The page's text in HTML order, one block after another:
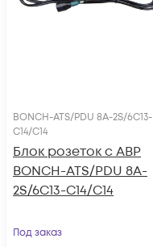
BONCH-ATS/PDU 8A-2S/6C13-
C14/C14
Блок розеток с АВР
BONCH-ATS/PDU 8A-
2S/6C13-C14/C14
Под заказ